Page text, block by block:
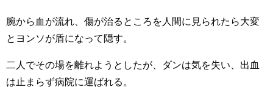
腕から血が流れ、傷が治るところを人間に見られたら大変
とヨンソが盾になって隠す。
二人でその場を離れようとしたが、ダンは気を失い、出血
は止まらず病院に運ばれる。